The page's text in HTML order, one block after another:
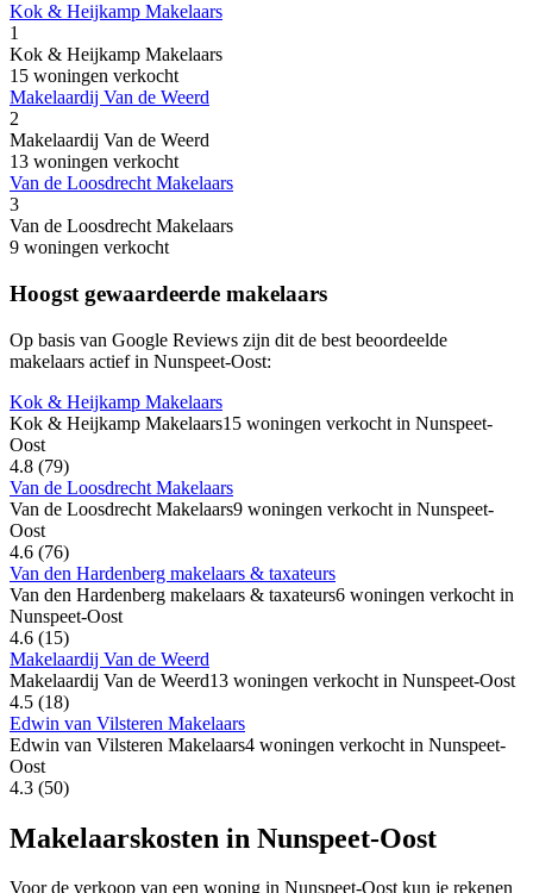
Kok & Heijkamp Makelaars
1
Kok & Heijkamp Makelaars
15 woningen verkocht
Makelaardij Van de Weerd
2
Makelaardij Van de Weerd
13 woningen verkocht
Van de Loosdrecht Makelaars
3
Van de Loosdrecht Makelaars
9 woningen verkocht
Hoogst gewaardeerde makelaars
Op basis van Google Reviews zijn dit de best beoordeelde
makelaars actief in Nunspeet-Oost:
Kok & Heijkamp Makelaars
Kok & Heijkamp Makelaars15 woningen verkocht in Nunspeet-
Oost
4.8 (79)
Van de Loosdrecht Makelaars
Van de Loosdrecht Makelaars9 woningen verkocht in Nunspeet-
Oost
4.6 (76)
Van den Hardenberg makelaars & taxateurs
Van den Hardenberg makelaars & taxateurs6 woningen verkocht in
Nunspeet-Oost
4.6 (15)
Makelaardij Van de Weerd
Makelaardij Van de Weerd13 woningen verkocht in Nunspeet-Oost
4.5 (18)
Edwin van Vilsteren Makelaars
Edwin van Vilsteren Makelaars4 woningen verkocht in Nunspeet-
Oost
4.3 (50)
Makelaarskosten in Nunspeet-Oost
Voor de verkoop van een woning in Nunspeet-Oost kun je rekenen